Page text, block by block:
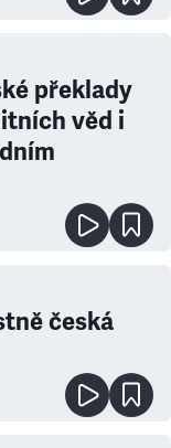
překlady
věd i
česká